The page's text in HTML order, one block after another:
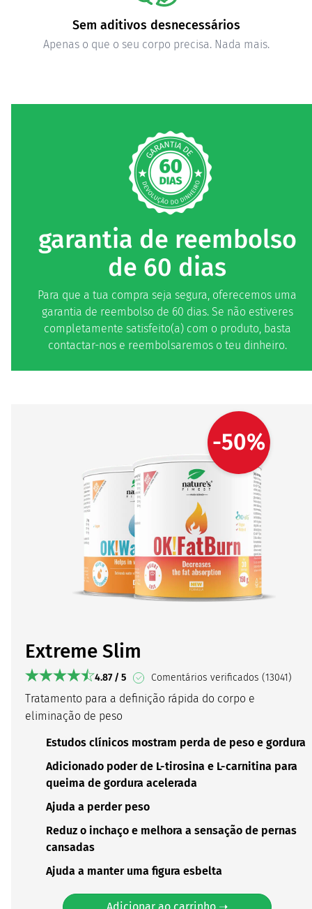
Sem aditivos desnecessários
Apenas o que o seu corpo precisa. Nada mais.
garantia de reembolso
de 60 dias
Para que a tua compra seja segura, oferecemos uma
garantia de reembolso de 60 dias. Se não estiveres
completamente satisfeito(a) com o produto, basta
contactar-nos e reembolsaremos o teu dinheiro.
-50%
Extreme Slim
4.87 / 5 Comentários verificados (13041)
Tratamento para a definição rápida do corpo e
eliminação de peso
Estudos clínicos mostram perda de peso e gordura
Adicionado poder de L-tirosina e L-carnitina para
queima de gordura acelerada
Ajuda a perder peso
Reduz o inchaço e melhora a sensação de pernas
cansadas
Ajuda a manter uma figura esbelta